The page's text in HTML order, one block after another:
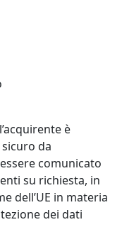
è
da
comunicato
su richiesta, in
dell’UE in materia
dei dati